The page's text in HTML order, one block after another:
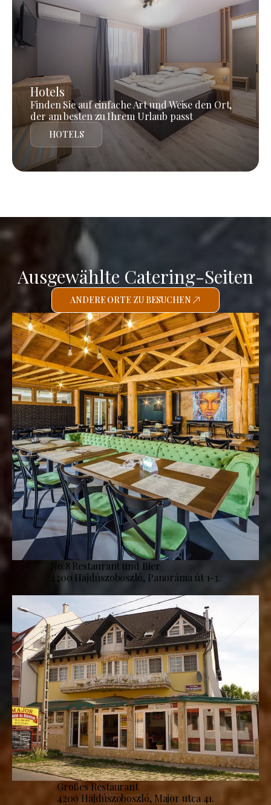
Hotels
Finden Sie auf einfache Art und Weise den Ort,
der am besten zu Ihrem Urlaub passt
HOTELS
Ausgewählte Catering-Seiten
ANDERE ORTE ZU BESUCHEN
No.8 Restaurant und Bier
4200 Hajdúszoboszló, Panoráma út 1-3.
Großes Restaurant
4200 Hajdúszoboszló, Major utca 41.